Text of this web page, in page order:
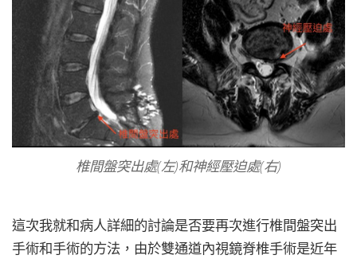
椎間盤突出處(左)和神經壓迫處(右)
這次我就和病人詳細的討論是否要再次進行椎間盤突出
手術和手術的方法，由於雙通道內視鏡脊椎手術是近年